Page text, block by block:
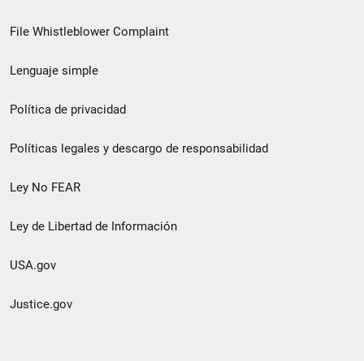
de
de
pie
de
página
File Whistleblower Complaint
Lenguaje simple
Política de privacidad
Políticas legales y descargo de responsabilidad
Ley No FEAR
Ley de Libertad de Información
USA.gov
Justice.gov